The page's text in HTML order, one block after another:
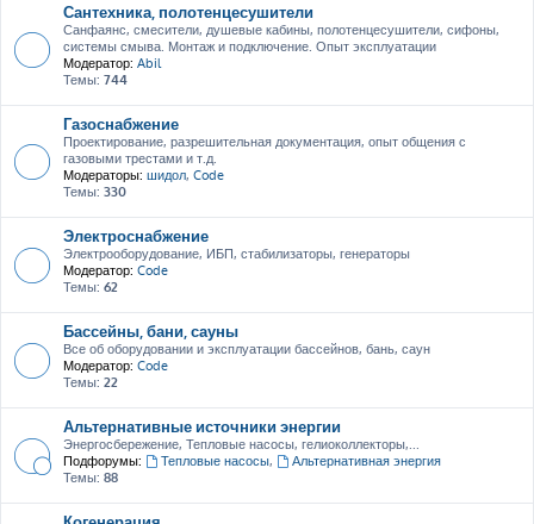
Сантехника, полотенцесушители
Санфаянс, смесители, душевые кабины, полотенцесушители, сифоны,
системы смыва. Монтаж и подключение. Опыт эксплуатации
Модератор: Abil
Темы: 744
Газоснабжение
Проектирование, разрешительная документация, опыт общения с
газовыми трестами и т.д.
Модераторы: шидол, Code
Темы: 330
Электроснабжение
Электрооборудование, ИБП, стабилизаторы, генераторы
Модератор: Code
Темы: 62
Бассейны, бани, сауны
Все об оборудовании и эксплуатации бассейнов, бань, саун
Модератор: Code
Темы: 22
Альтернативные источники энергии
Энергосбережение, Тепловые насосы, гелиоколлекторы,...
Подфорумы:
Тепловые насосы,
Альтернативная энергия
Темы: 88